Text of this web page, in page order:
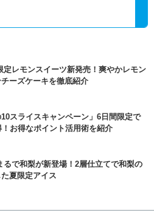
定レモンスイーツ新発売！爽やかレモン
ーズケーキを徹底紹介
スライスキャンペーン」6日間限定で
お得なポイント活用術を紹介
るで和梨が新登場！2層仕立てで和梨の
夏限定アイス